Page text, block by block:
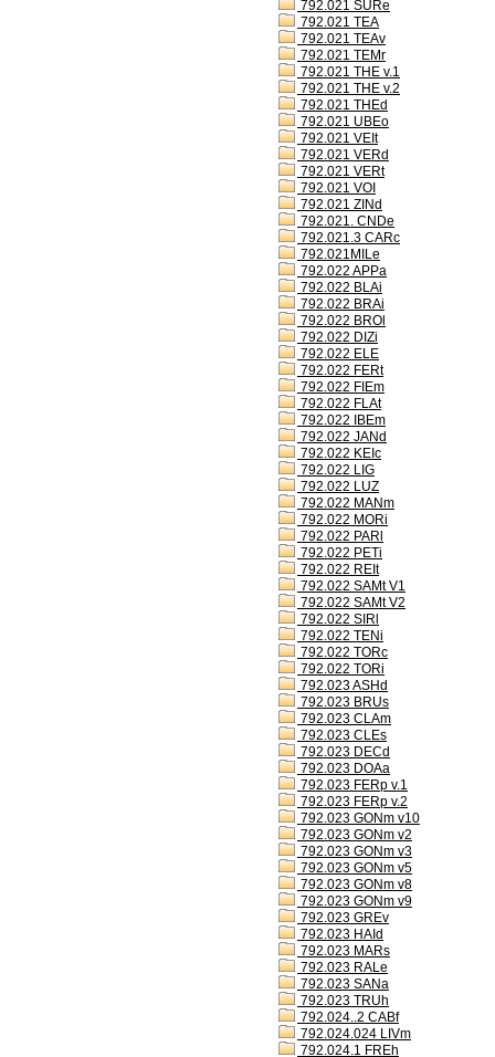
792.021 SURe
792.021 TEA
792.021 TEAv
792.021 TEMr
792.021 THE v.1
792.021 THE v.2
792.021 THEd
792.021 UBEo
792.021 VEIt
792.021 VERd
792.021 VERt
792.021 VOI
792.021 ZINd
792.021. CNDe
792.021.3 CARc
792.021MILe
792.022 APPa
792.022 BLAi
792.022 BRAi
792.022 BROl
792.022 DIZi
792.022 ELE
792.022 FERt
792.022 FIEm
792.022 FLAt
792.022 IBEm
792.022 JANd
792.022 KEIc
792.022 LIG
792.022 LUZ
792.022 MANm
792.022 MORi
792.022 PARl
792.022 PETi
792.022 REIt
792.022 SAMt V1
792.022 SAMt V2
792.022 SIRl
792.022 TENi
792.022 TORc
792.022 TORi
792.023 ASHd
792.023 BRUs
792.023 CLAm
792.023 CLEs
792.023 DECd
792.023 DOAa
792.023 FERp v.1
792.023 FERp v.2
792.023 GONm v10
792.023 GONm v2
792.023 GONm v3
792.023 GONm v5
792.023 GONm v8
792.023 GONm v9
792.023 GREv
792.023 HAId
792.023 MARs
792.023 RALe
792.023 SANa
792.023 TRUh
792.024..2 CABf
792.024.024 LIVm
792.024.1 FREh